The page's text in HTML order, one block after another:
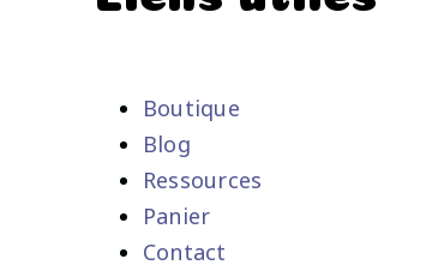
Boutique
Blog
Ressources
Panier
Contact